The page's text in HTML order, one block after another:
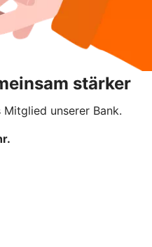
stärker
unserer Bank.